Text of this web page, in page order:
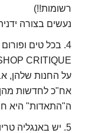
רשומות!!)
נעשים בצורה
4. בכל טים
CRITIQUE
על החנות שלהן,
אח"כ לחדשות
ה"התאדות" היא